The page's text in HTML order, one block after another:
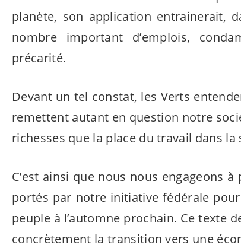
planète, son application entrainerait,
nombre important d’emplois,
précarité.
Devant un tel constat, les Verts
remettent autant en question notre
richesses que la place du travail dans la
C’est ainsi que nous nous engageons
portés par notre initiative fédérale
peuple à l’automne prochain. Ce texte
concrètement la transition vers une